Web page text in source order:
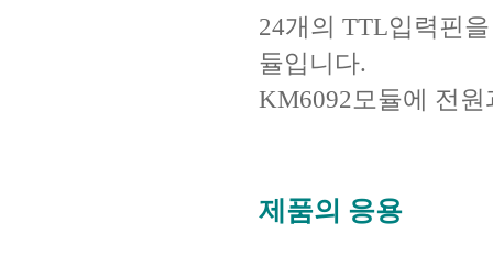
24개의 TTL입력핀
듈입니다.
KM6092모듈에 전
제품의 응용